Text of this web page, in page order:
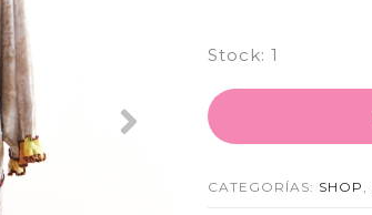
Next
Stock: 1
CATEGORÍAS: SHOP